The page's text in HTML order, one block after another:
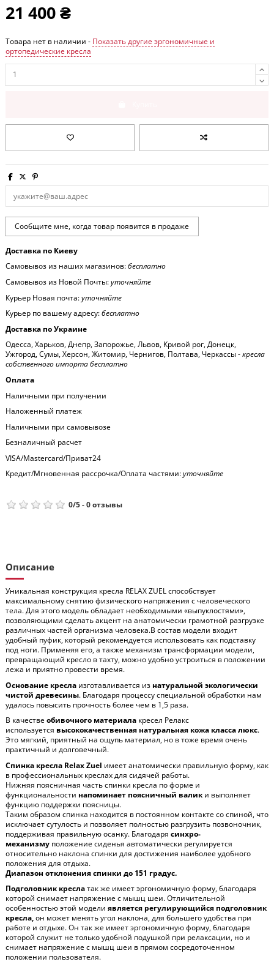
21 400 ₴
Товара нет в наличии - Показать другие эргономичные и
ортопедические кресла
Доставка по Киеву
Самовывоз из наших магазинов:бесплатно
Самовывоз из Новой Почты:уточняйте
Курьер Новая почта:уточняйте
Курьер по вашему адресу:бесплатно
Доставка по Украине
Одесса, Харьков, Днепр, Запорожье, Львов, Кривой рог, Донецк,
Ужгород, Сумы, Херсон, Житомир, Чернигов, Полтава, Черкассы -кресла
собственного импорта бесплатно
Оплата
Наличными при получении
Наложенный платеж
Наличными при самовывозе
Безналичный расчет
VISA/Mastercard/Приват24
Кредит/Мгновенная рассрочка/Оплата частями:уточняйте
0/5-0отзывы
Описание
Уникальная конструкция кресла RELAX ZUEL способствует
максимальному снятию физического напряжения с человеческого
тела. Для этого модель обладает необходимыми «выпуклостями»,
позволяющими сделать акцент на анатомически грамотной разгрузке
различных частей организма человека.В состав модели входит
удобный пуфик, который рекомендуется использовать как подставку
под ноги. Применяя его, а также механизм трансформации модели,
превращающий кресло в тахту, можно удобно устроиться в положении
лежа и приятно провести время.
Основание кресла изготавливается из натуральной экологически
чистой древесины. Благодаря процессу специальной обработки нам
удалось повысить прочность более чем в 1,5 раза.
В качествеобивочного материала кресел Релакс
используется высококачественная натуральная кожа класса люкс.
Это мягкий, приятный на ощупь материал, но в тоже время очень
практичный и долговечный.
Спинка кресла Relax Zuel имеет анатомически правильную форму, как
в профессиональных креслах для сидячей работы.
Нижняя поясничная часть спинки кресла по форме и
функциональности напоминает поясничный валики выполняет
функцию поддержки поясницы.
Таким образом спинка находится в постоянном контакте со спиной, что
исключает сутулость и позволяет полностью разгрузить позвоночник,
поддерживая правильную осанку. Благодаря синхро-
механизму положение сиденья автоматически регулируется
относительно наклона спинки для достижения наиболее удобного
положения для отдыха.
Диапазон отклонения спинки до 151 градус.
Подголовник креслатак же имеет эргономичную форму, благодаря
которой снимает напряжение с мышц шеи. Отличительной
особенностьюэтой модели является регулирующийся подголовник
кресла,он может менять угол наклона, для большего удобства при
работе и отдыхе.Он так же имеет эргономичную форму, благодаря
которой служит не только удобной подушкой при релаксации, но и
снимает напряжение с мышц шеи в прямом сосредоточенном
положении пользователя.